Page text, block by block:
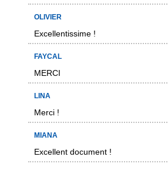
OLIVIER
Excellentissime !
FAYCAL
MERCI
LINA
Merci !
MIANA
Excellent document !